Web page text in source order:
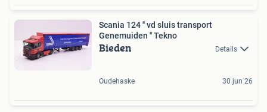
Scania 124 '' vd sluis transport
Genemuiden '' Tekno
Bieden Details
Oudehaske 30 jun 26